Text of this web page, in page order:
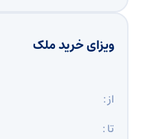
ویزای خرید ملک
از :
تا :